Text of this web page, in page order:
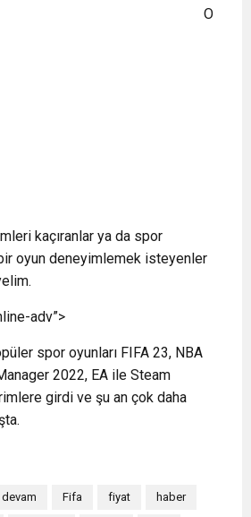
O
kaçıranlar ya da spor
oyun deneyimlemek isteyenler
adv”>
spor oyunları FIFA 23, NBA
2022, EA ile Steam
girdi ve şu an çok daha
devam Fifa fiyat haber